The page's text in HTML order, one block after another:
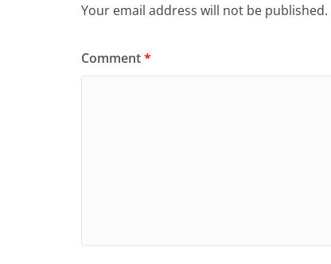
Your email address will not be published.
Comment*